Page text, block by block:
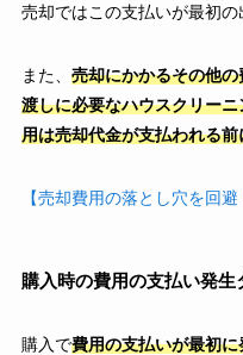
売却ではこの支払いが最初の
また、 売却にかかるその他
渡しに必要なハウスクリー
用は売却代金が支払われる
【売却費用の落とし穴を回
購入時の費用の支払い発生
購入で費用の支払いが最初